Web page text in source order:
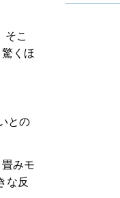
そこ
くほ
との
みモ
な反